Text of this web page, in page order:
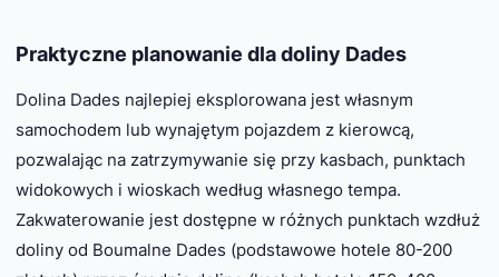
Praktyczne planowanie dla doliny Dades
Dolina Dades najlepiej eksplorowana jest własnym
samochodem lub wynajętym pojazdem z kierowcą,
pozwalając na zatrzymywanie się przy kasbach, punktach
widokowych i wioskach według własnego tempa.
Zakwaterowanie jest dostępne w różnych punktach wzdłuż
doliny od Boumalne Dades (podstawowe hotele 80-200